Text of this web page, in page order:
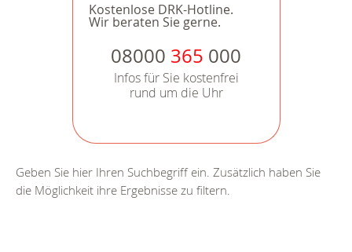
Kostenlose DRK-Hotline.
Wir beraten Sie gerne.
08000 365 000
Infos für Sie kostenfrei
rund um die Uhr
Geben Sie hier Ihren Suchbegriff ein. Zusätzlich haben Sie
die Möglichkeit ihre Ergebnisse zu filtern.